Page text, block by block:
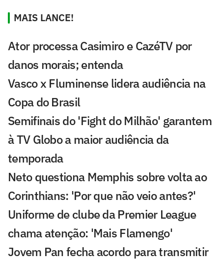
MAIS LANCE!
Ator processa Casimiro e CazéTV por
danos morais; entenda
Vasco x Fluminense lidera audiência na
Copa do Brasil
Semifinais do 'Fight do Milhão' garantem
à TV Globo a maior audiência da
temporada
Neto questiona Memphis sobre volta ao
Corinthians: 'Por que não veio antes?'
Uniforme de clube da Premier League
chama atenção: 'Mais Flamengo'
Jovem Pan fecha acordo para transmitir